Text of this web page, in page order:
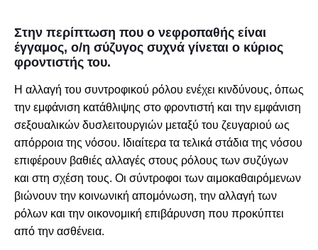
Στην περίπτωση που ο νεφροπαθής είναι
έγγαμος, ο/η σύζυγος συχνά γίνεται ο κύριος
φροντιστής του.
Η αλλαγή του συντροφικού ρόλου ενέχει κινδύνους, όπως
την εμφάνιση κατάθλιψης στο φροντιστή και την εμφάνιση
σεξουαλικών δυσλειτουργιών μεταξύ του ζευγαριού ως
απόρροια της νόσου. Ιδιαίτερα τα τελικά στάδια της νόσου
επιφέρουν βαθιές αλλαγές στους ρόλους των συζύγων
και στη σχέση τους. Οι σύντροφοι των αιμοκαθαιρόμενων
βιώνουν την κοινωνική απομόνωση, την αλλαγή των
ρόλων και την οικονομική επιβάρυνση που προκύπτει
από την ασθένεια.